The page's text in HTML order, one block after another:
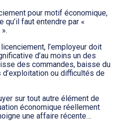
pour motif économique,
faut entendre par «
l’employeur doit
d’au moins un des
des commandes, baisse du
ou difficultés de
sur tout autre élément de
économique réellement
une affaire récente…